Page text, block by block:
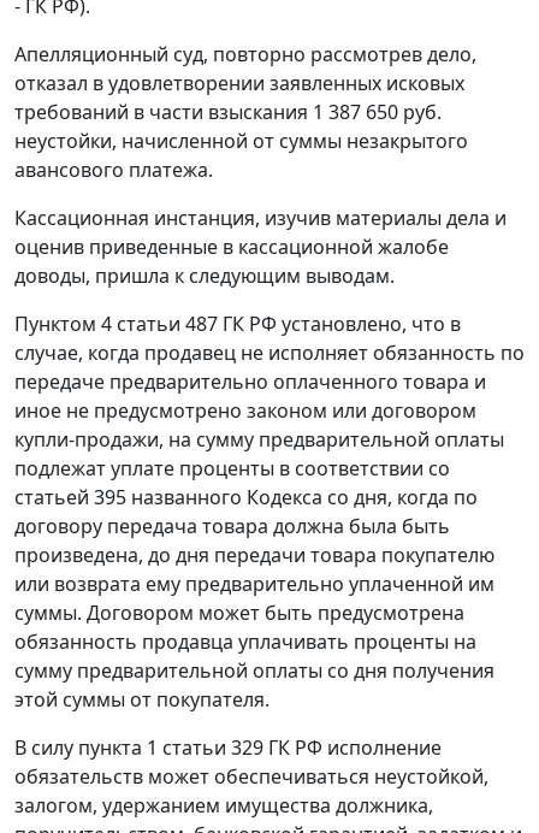
- ГК РФ).
Апелляционный суд, повторно рассмотрев дело,
отказал в удовлетворении заявленных исковых
требований в части взыскания 1 387 650 руб.
неустойки, начисленной от суммы незакрытого
авансового платежа.
Кассационная инстанция, изучив материалы дела и
оценив приведенные в кассационной жалобе
доводы, пришла к следующим выводам.
Пунктом 4 статьи 487 ГК РФ установлено, что в
случае, когда продавец не исполняет обязанность по
передаче предварительно оплаченного товара и
иное не предусмотрено законом или договором
купли-продажи, на сумму предварительной оплаты
подлежат уплате проценты в соответствии со
статьей 395 названного Кодекса со дня, когда по
договору передача товара должна была быть
произведена, до дня передачи товара покупателю
или возврата ему предварительно уплаченной им
суммы. Договором может быть предусмотрена
обязанность продавца уплачивать проценты на
сумму предварительной оплаты со дня получения
этой суммы от покупателя.
В силу пункта 1 статьи 329 ГК РФ исполнение
обязательств может обеспечиваться неустойкой,
залогом, удержанием имущества должника,